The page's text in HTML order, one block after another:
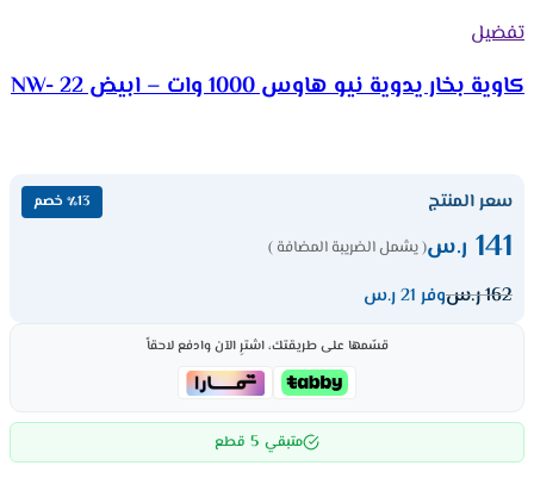
تفضيل
كاوية بخار يدوية نيو هاوس 1000 وات – ابيض NW- 22
سعر المنتج ٪13 خصم
141 ر.س( يشمل الضريبة المضافة )
162ر.سوفر 21 ر.س
قسّمها على طريقتك، اشترِ الآن وادفع لاحقاً
متبقي 5 قطع